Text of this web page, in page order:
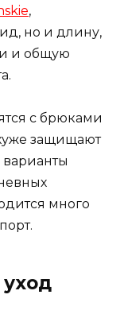
,
но и длину,
и общую
с брюками
защищают
много